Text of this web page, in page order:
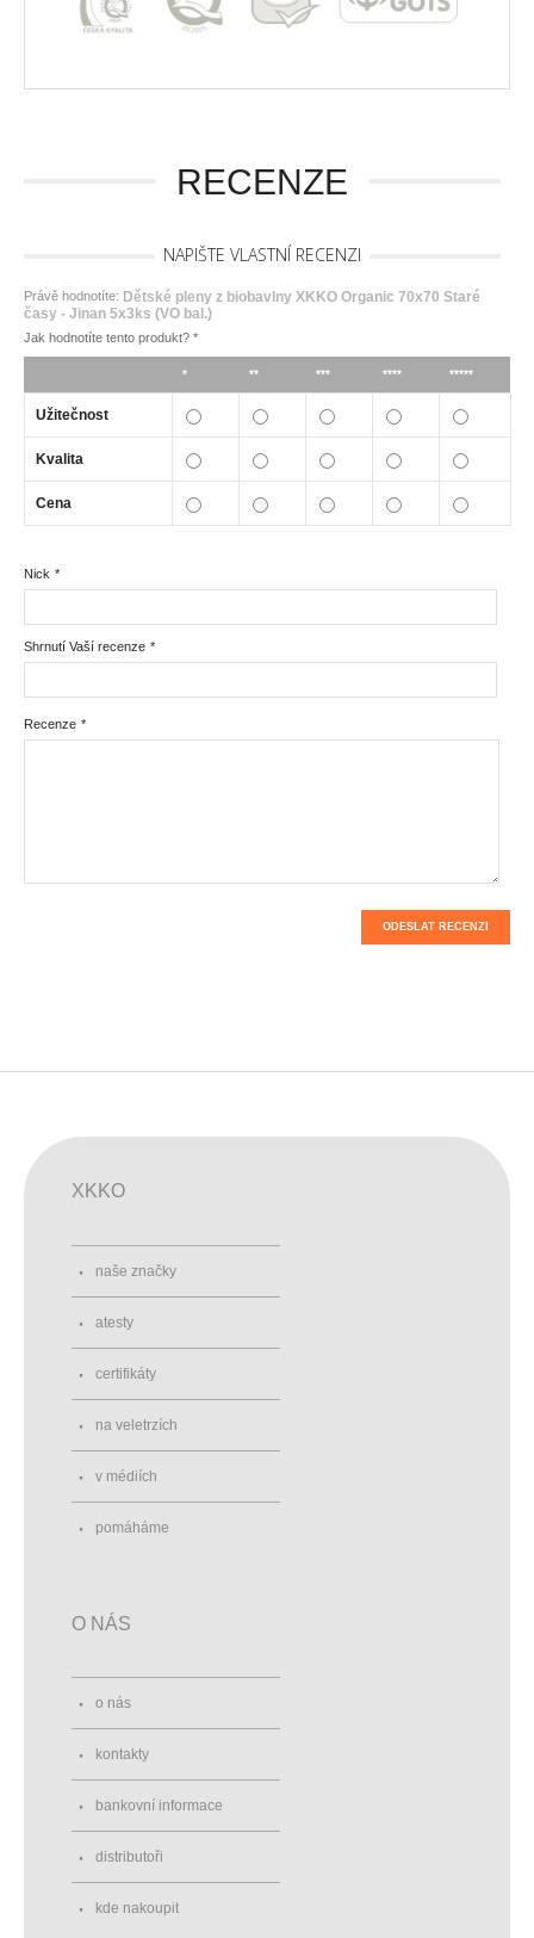
RECENZE
NAPIŠTE VLASTNÍ RECENZI
Právě hodnotíte: Dětské pleny z biobavlny XKKO Organic 70x70 Staré
časy - Jinan 5x3ks (VO bal.)
Jak hodnotíte tento produkt? *
* ** *** **** *****
Užitečnost
Kvalita
Cena
*
Nick
*
Shrnutí Vaší recenze
*
Recenze
ODESLAT RECENZI
XKKO
naše značky
atesty
certifikáty
na veletrzích
v médiích
pomáháme
O NÁS
o nás
kontakty
bankovní informace
distributoři
kde nakoupit